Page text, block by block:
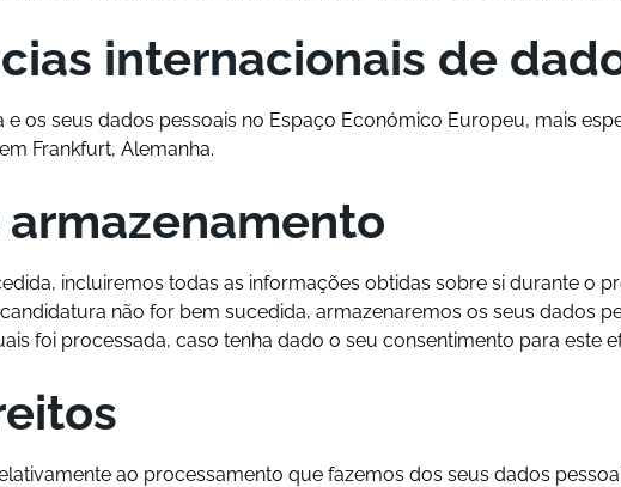
internacionais de
os seus dados pessoais no Espaço Económico Europeu, mais
Frankfurt, Alemanha.
armazenamento
incluiremos todas as informações obtidas sobre si durante o
não for bem sucedida, armazenaremos os seus dados
foi processada, caso tenha dado o seu consentimento para este
ao processamento que fazemos dos seus dados